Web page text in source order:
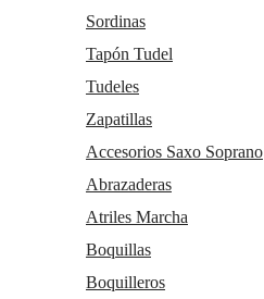
Sordinas
Tapón Tudel
Tudeles
Zapatillas
Accesorios Saxo Soprano
Abrazaderas
Atriles Marcha
Boquillas
Boquilleros